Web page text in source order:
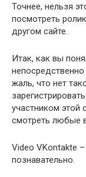
Точнее, нельзя
посмотреть
другом сайте.
Итак, как вы
жаль, что нет
участником этой
смотреть любые
Video VKontakte –
познавательно.